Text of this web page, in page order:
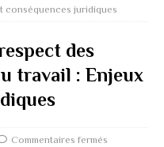
conséquences juridiques
des
travail : Enjeux
Commentaires fermés